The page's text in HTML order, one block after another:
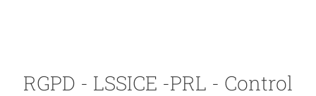
RGPD - LSSICE -PRL - Control